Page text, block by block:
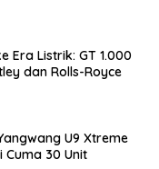
Era Listrik: GT 1.000
dan Rolls-Royce
U9 Xtreme
Cuma 30 Unit